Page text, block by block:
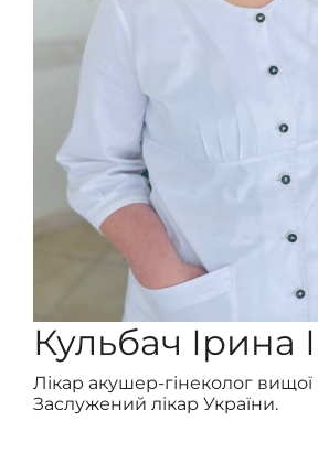
Кульбач Ірина
Лікар акушер-гінеколог вищої
Заслужений лікар України.